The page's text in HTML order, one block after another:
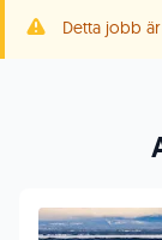
Detta jobb